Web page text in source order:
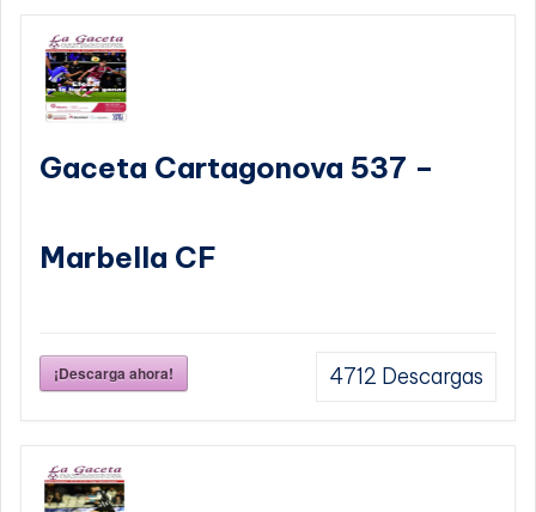
Gaceta Cartagonova 537 –
Marbella CF
¡Descarga ahora! 4712 Descargas